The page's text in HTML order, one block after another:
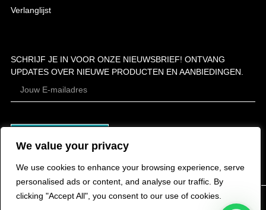
We value your privacy
We use cookies to enhance your browsing experience, serve
personalised ads or content, and analyse our traffic. By
clicking "Accept All", you consent to our use of cookies.
Verlanglijst
SCHRIJF JE IN VOOR ONZE NIEUWSBRIEF! ONTVANG
UPDATES OVER NIEUWE PRODUCTEN EN AANBIEDINGEN.